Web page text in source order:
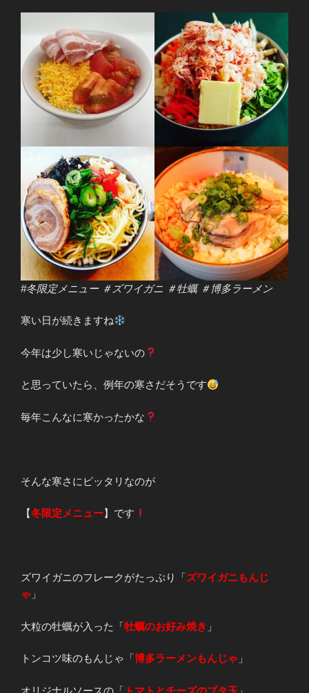
#冬限定メニュー ＃ズワイガニ ＃牡蠣 ＃博多ラーメン
寒い日が続きますね
今年は少し寒いじゃないの
と思っていたら、例年の寒さだそうです
毎年こんなに寒かったかな
そんな寒さにピッタリなのが
【冬限定メニュー】です
ズワイガニのフレークがたっぷり「ズワイガニもんじ
ゃ 」
大粒の牡蠣が入った「牡蠣のお好み焼き 」
トンコツ味のもんじゃ「博多ラーメンもんじゃ 」
オリジナルソースの「 トマトとチーズのブタ玉 」